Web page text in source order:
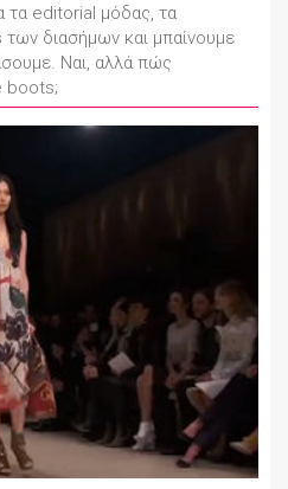
editorial μόδας, τα
διασήμων και μπαίνουμε
Ναι, αλλά πώς
boots;